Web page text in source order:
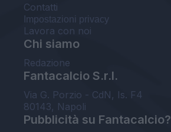
Contatti
Impostazioni privacy
Lavora con noi
Chi siamo
Redazione
Fantacalcio S.r.l.
Via G. Porzio - CdN, Is. F4
80143, Napoli
Pubblicità su Fantacalcio?